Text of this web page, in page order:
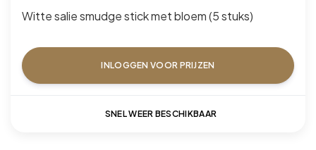
Witte salie smudge stick met bloem (5 stuks)
INLOGGEN VOOR PRIJZEN
SNEL WEER BESCHIKBAAR